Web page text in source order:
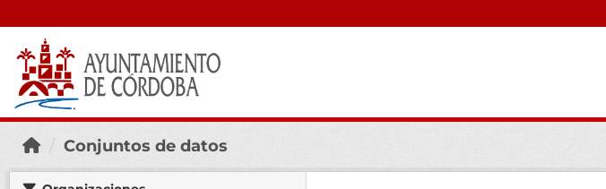
Conjuntos de datos